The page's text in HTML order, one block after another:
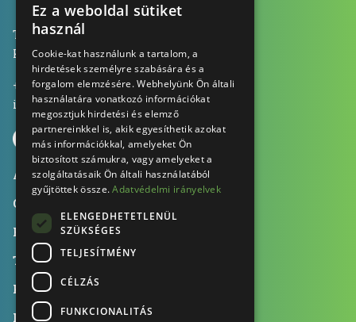
Tamplast Kft., 1053 Budapest
Kecskeméti utca 13. 2 em. 1.
+36 70 604 0041
info@tamplast.hu
Alkalmazási területek
Gépeink
Fenntarthatóság
Tanúsítványok
Karrier
Impresszum
GERMAN
Ez a weboldal sütiket
használ
Cookie-kat használunk a tartalom, a
hirdetések személyre szabására és a
forgalom elemzésére. Webhelyünk Ön általi
használatára vonatkozó információkat
megosztjuk hirdetési és elemző
partnereinkkel is, akik egyesíthetik azokat
más információkkal, amelyeket Ön
biztosított számukra, vagy amelyeket a
szolgáltatásaik Ön általi használatából
gyűjtöttek össze. Adatvédelmi irányelvek
ELENGEDHETETLENÜL
SZÜKSÉGES
TELJESÍTMÉNY
CÉLZÁS
FUNKCIONALITÁS